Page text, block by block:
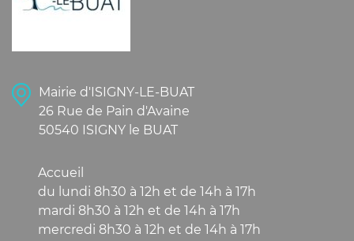
Mairie d'ISIGNY-LE-BUAT
26 Rue de Pain d'Avaine
50540 ISIGNY le BUAT
Accueil
du lundi 8h30 à 12h et de 14h à 17h
mardi 8h30 à 12h et de 14h à 17h
mercredi 8h30 à 12h et de 14h à 17h